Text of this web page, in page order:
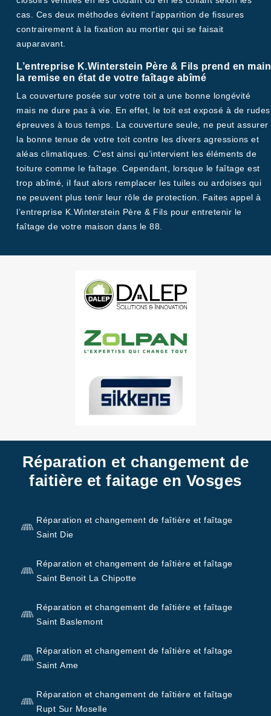
cas. Ces deux méthodes évitent l’apparition de fissures
contrairement à la fixation au mortier qui se faisait
auparavant.
L’entreprise K.Winterstein Père & Fils prend en main
la remise en état de votre faîtage abîmé
La couverture posée sur votre toit a une bonne longévité
mais ne dure pas à vie. En effet, le toit est exposé à de rudes
épreuves à tous temps. La couverture seule, ne peut assurer
la bonne tenue de votre toit contre les divers agressions et
aléas climatiques. C’est ainsi qu’intervient les éléments de
toiture comme le faîtage. Cependant, lorsque le faîtage est
trop abîmé, il faut alors remplacer les tuiles ou ardoises qui
ne peuvent plus tenir leur rôle de protection. Faites appel à
l’entreprise K.Winterstein Père & Fils pour entretenir le
faîtage de votre maison dans le 88.
Réparation et changement de
faitière et faitage en Vosges
Réparation et changement de faîtière et faîtage
Saint Die
Réparation et changement de faîtière et faîtage
Saint Benoit La Chipotte
Réparation et changement de faîtière et faîtage
Saint Baslemont
Réparation et changement de faîtière et faîtage
Saint Ame
Réparation et changement de faîtière et faîtage
Rupt Sur Moselle